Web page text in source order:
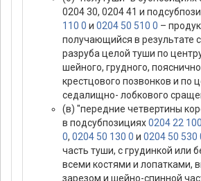
0204 30, 0204 41 и
110 0 и 0204 50 510 0 –
получающийся в результате
разруба целой туши по
шейного, грудного,
крестцового позвонков и по
седалищно- лобкового
(в) "передние четвертины
в подсубпозициях0204 22
0, 0204 50 130 0 и 0204 50 530
часть туши, с грудинкой или
всеми костями и лопатками,
зарезом и шейно-спинной